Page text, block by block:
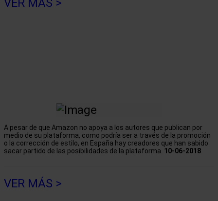
VER MÁS >
A pesar de que Amazon no apoya a los autores que publican por
medio de su plataforma, como podría ser a través de la promoción
o la corrección de estilo, en España hay creadores que han sabido
sacar partido de las posibilidades de la plataforma. 10-06-2018
VER MÁS >